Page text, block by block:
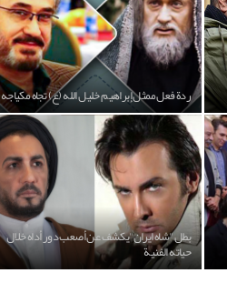
ردة فعل ممثل إبراهيم خليل الله (ع) تجاه مكياجه
بطل "شاه ايران"يكشف عن أصعب دور أداه خلال
حياته الفنية